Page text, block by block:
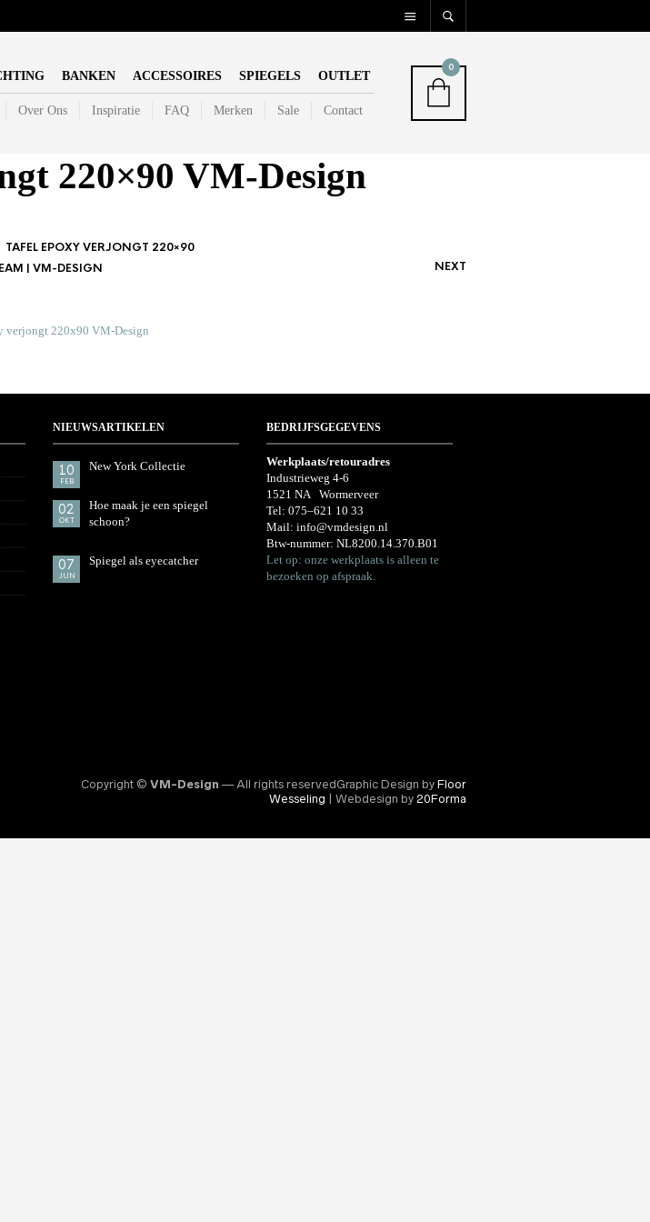
BANKEN ACCESSOIRES SPIEGELS OUTLET
Over Ons Inspiratie FAQ Merken Sale Contact
0
220×90 VM-Design
TAFEL EPOXY VERJONGT 220×90
| VM-DESIGN
NEXT
NIEUWSARTIKELEN
10
FEB
New York Collectie
02
OKT
Hoe maak je een spiegel
schoon?
07
JUN
Spiegel als eyecatcher
BEDRIJFSGEGEVENS
Werkplaats/retouradres
Industrieweg 4-6
1521 NA Wormerveer
Tel: 075–621 10 33
Mail: info@vmdesign.nl
Btw-nummer: NL8200.14.370.B01
Let op: onze werkplaats is alleen te
bezoeken op afspraak.
Copyright © VM-Design — All rights reservedGraphic Design by Floor
Wesseling | Webdesign by 20Forma